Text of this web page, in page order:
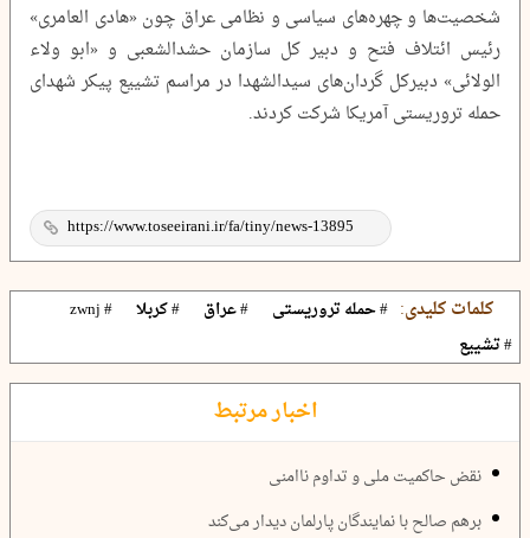
شخصیت‌‌ها و چهره‌‌های سیاسی و نظامی عراق چون «هادی العامری»
رئیس ائتلاف فتح و دبیر کل سازمان حشدالشعبی و «ابو ولاء
الولائی» دبیرکل گردان‌‌های سیدالشهدا در مراسم تشییع پیکر شهدای
حمله تروریستی آمریکا شرکت کردند.
کلمات کلیدی: # حمله تروریستی # عراق # کربلا
# zwnj
# تشییع
اخبار مرتبط
نقض حاکمیت ملی و تداوم ناامنی
برهم صالح با نمایندگان پارلمان دیدار می‌کند